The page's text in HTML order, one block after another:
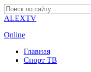
ALEXTV
Online
Главная
Спорт ТВ